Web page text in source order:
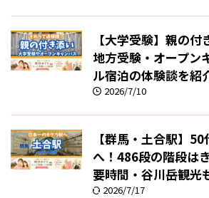
【大学受験】親の
地方受験・オープン
ル宿泊の体験談を紹
2026/7/10
【群馬・土合駅】
へ！486段の階段は
要時間・谷川岳観光
2026/7/17